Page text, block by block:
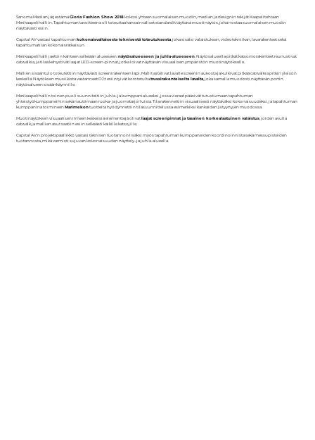
Sanoma Median järjestämäGloria Fashion Show 2018kokosi yhteen suomalaisen muodin, median ja designin tekijät Kaapelitehtaan
Merikaapelihalliin. Tapahtuman tavoitteena oli toteuttaa kansainväliset standardit täyttävä muotinäytös, joka nostaa suomalaisen muodin
näyttävästi esiin.
Capital AV vastasi tapahtumankokonaisvaltaisesta teknisestä toteutuksesta , joka sisälsi valaistuksen, videotekniikan, lavarakenteet sekä
tapahtumatilan kokonaisratkaisun.
Merikaapelihalli jaettiin kahteen selkeään alueeseen:näytösalueeseen ja juhla-alueeseen . Näytösalueella pitkät katsomorakenteet reunustivat
catwalkia, ja tilaa kehystivät laajat LED-screen-pinnat, jotka loivat näyttävän visuaalisen ympäristön muotinäytökselle.
Mallien sisääntulo toteutettiin näyttävästi screenirakenteen läpi. Mallit astelivat lavalle screenin aukosta ja kulkivat pitkää catwalkia pitkin yleisön
keskellä. Näytöksen musiikista vastanneet DJ:t esiintyivät korotetultatrussirakenteiselta lavalta , joka samalla muodosti näyttävän portin
näytösalueen sisäänkäynnille.
Merikaapelihallin toinen puoli suunniteltiin juhla- ja kumppanialueeksi, jossa vieraat pääsivät tutustumaan tapahtuman
yhteistyökumppaneihin sekä nauttimaan ruoka- ja juomatarjoiluista. Tila rakennettiin visuaalisesti näyttäväksi kokonaisuudeksi, ja tapahtuman
kumppanina toimineenMarimekontuotteita hyödynnettiin tilasuunnittelussa esimerkiksi kankaiden ja tyynyjen muodossa.
Muotinäytöksen visuaalisen ilmeen keskeisiä elementtejä olivatlaajat screenpinnat ja tasainen korkealaatuinen valaistus , joiden avulla
catwalk ja mallien asut saatiin esiin selkeästi kaikille katsojille.
Capital AV:n projektipäällikkö vastasi teknisen tuotannon lisäksi myös tapahtuman kumppaneiden koordinoinnista sekä messupisteiden
tuotannosta, mikä varmisti sujuvan kokonaisuuden näyttely- ja juhla-alueella.